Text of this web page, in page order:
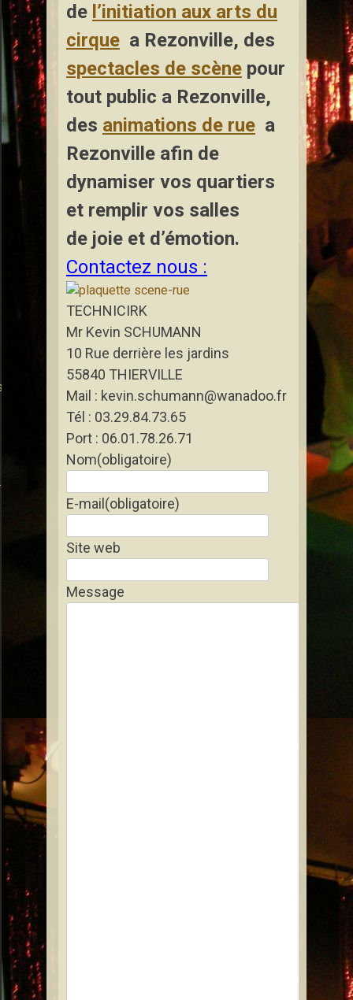
de l’initiation aux arts du
cirque a Rezonville, des
spectacles de scène pour
tout public a Rezonville,
des animations de rue a
Rezonville afin de
dynamiser vos quartiers
et remplir vos salles
de joie et d’émotion.
Contactez nous :
TECHNICIRK
Mr Kevin SCHUMANN
10 Rue derrière les jardins
55840 THIERVILLE
Mail : kevin.schumann@wanadoo.fr
Tél : 03.29.84.73.65
Port : 06.01.78.26.71
Nom(obligatoire)
E-mail (obligatoire)
Site web
Message